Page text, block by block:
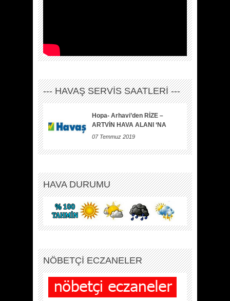
--- HAVAŞ SERVİS SAATLERİ ---
Hopa- Arhavi’den RİZE –
ARTVİN HAVA ALANI ‘NA
07 Temmuz 2019
HAVA DURUMU
NÖBETÇİ ECZANELER